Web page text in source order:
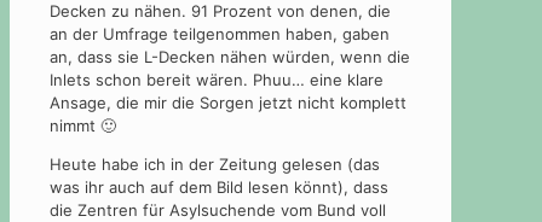
Decken zu nähen. 91 Prozent von denen, die
an der Umfrage teilgenommen haben, gaben
an, dass sie L-Decken nähen würden, wenn die
Inlets schon bereit wären. Phuu… eine klare
Ansage, die mir die Sorgen jetzt nicht komplett
nimmt 🙂
Heute habe ich in der Zeitung gelesen (das
was ihr auch auf dem Bild lesen könnt), dass
die Zentren für Asylsuchende vom Bund voll